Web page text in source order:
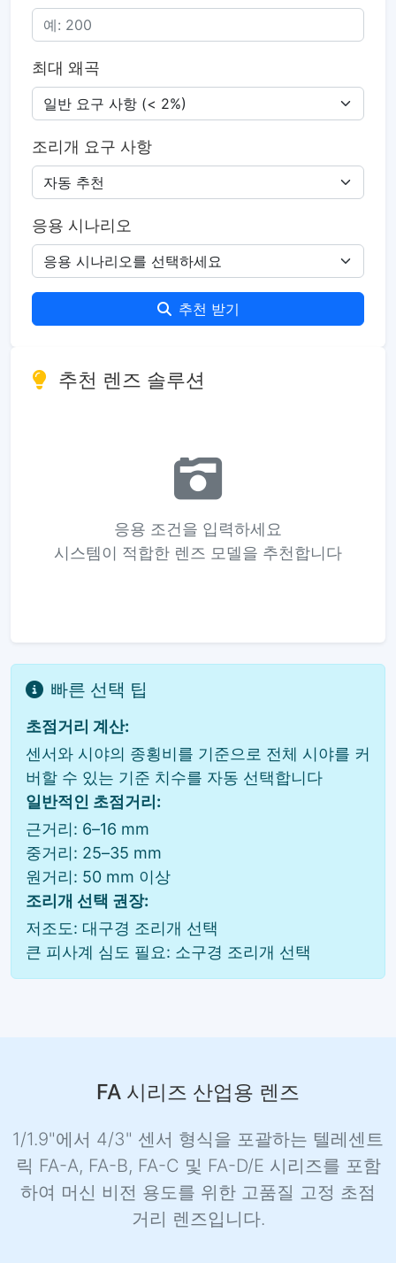
최대 왜곡
조리개 요구 사항
응용 시나리오
추천 받기
추천 렌즈 솔루션
응용 조건을 입력하세요
시스템이 적합한 렌즈 모델을 추천합니다
빠른 선택 팁
초점거리 계산:
센서와 시야의 종횡비를 기준으로 전체 시야를 커
버할 수 있는 기준 치수를 자동 선택합니다
일반적인 초점거리:
근거리: 6–16 mm
중거리: 25–35 mm
원거리: 50 mm 이상
조리개 선택 권장:
저조도: 대구경 조리개 선택
큰 피사계 심도 필요: 소구경 조리개 선택
FA 시리즈 산업용 렌즈
1/1.9"에서 4/3" 센서 형식을 포괄하는 텔레센트
릭 FA-A, FA-B, FA-C 및 FA-D/E 시리즈를 포함
하여 머신 비전 용도를 위한 고품질 고정 초점
거리 렌즈입니다.